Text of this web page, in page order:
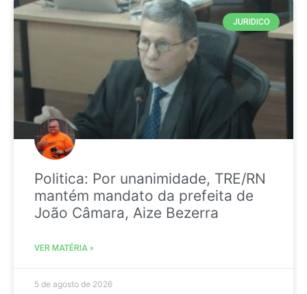
JURIDICO
Politica: Por unanimidade, TRE/RN
mantém mandato da prefeita de
João Câmara, Aize Bezerra
VER MATÉRIA »
5 de agosto de 2026